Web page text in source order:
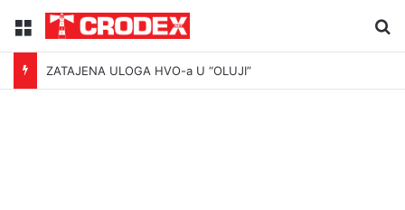
Menu
ZATAJENA ULOGA HVO-a U “OLUJI”